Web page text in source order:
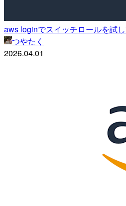
aws loginでスイッチロールを試
つやたく
2026.04.01